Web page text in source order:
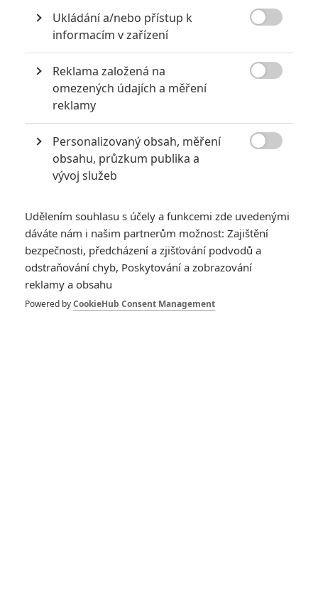
3 ČLÁNEK | 01.08.2026 16:40
Marvel nečekaně zrušil již schválené pokračování
FILM | 01.08.2026 07:11
拆彈專家
ČLÁNEK | 30.07.2026 20:14
ČLÁNEK | 30.07.2026 12:31
Spider-Man: Zbrusu nový den – Podle recenzí máme čekat
1ČLÁNEK | 30.07.2026 03:42
Velké preview: Odyssea - seznamte se s maximálně nabitým
obsazením
Ukládání a/nebo přístup k
informacím v zařízení
Reklama založená na
omezených údajích a měření
reklamy
Personalizovaný obsah, měření
obsahu, průzkum publika a
vývoj služeb
Udělením souhlasu s účely a funkcemi zde uvedenými
dáváte nám i našim partnerům možnost: Zajištění
bezpečnosti, předcházení a zjišťování podvodů a
odstraňování chyb, Poskytování a zobrazování
reklamy a obsahu
Powered byCookieHub Consent Management